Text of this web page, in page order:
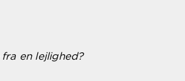
en lejlighed?